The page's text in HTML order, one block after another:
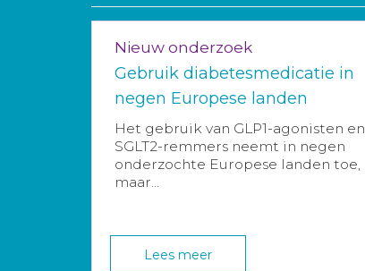
Nieuw onderzoek
Gebruik diabetesmedicatie in
negen Europese landen
Het gebruik van GLP1-agonisten en
SGLT2-remmers neemt in negen
onderzochte Europese landen toe,
maar...
Lees meer